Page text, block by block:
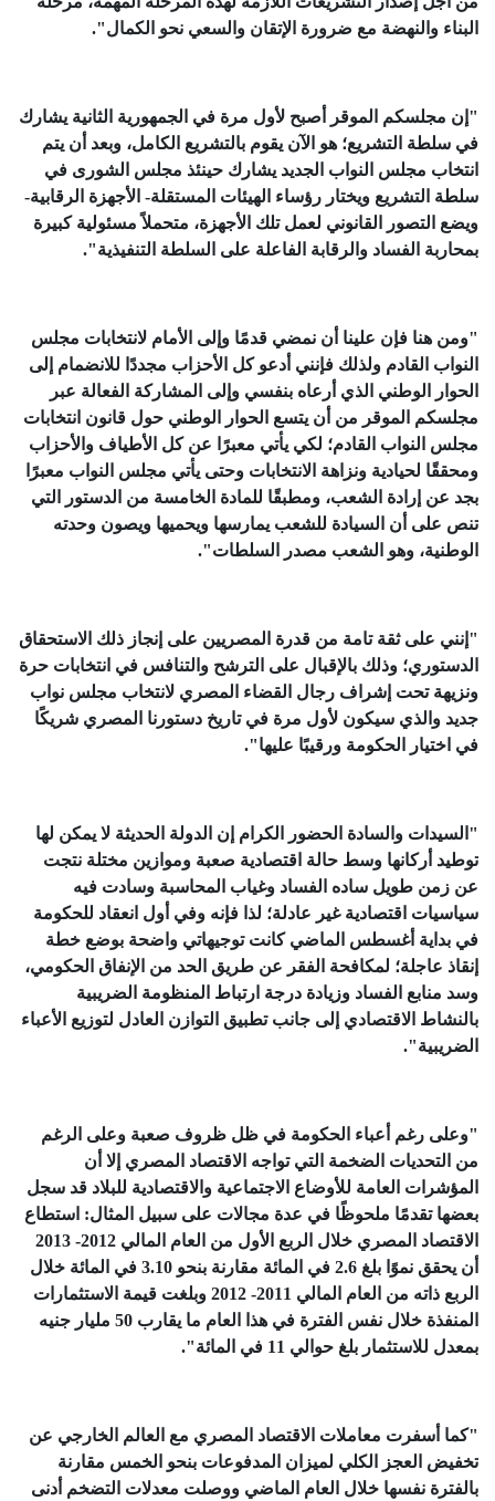
البناء والنهضة مع ضرورة الإتقان والسعي نحو الكمال".
"إن مجلسكم الموقر أصبح لأول مرة في الجمهورية الثانية يشارك
في سلطة التشريع؛ هو الآن يقوم بالتشريع الكامل، وبعد أن يتم
انتخاب مجلس النواب الجديد يشارك حينئذ مجلس الشورى في
سلطة التشريع ويختار رؤساء الهيئات المستقلة- الأجهزة الرقابية-
ويضع التصور القانوني لعمل تلك الأجهزة، متحملاً مسئولية كبيرة
بمحاربة الفساد والرقابة الفاعلة على السلطة التنفيذية".
"ومن هنا فإن علينا أن نمضي قدمًا وإلى الأمام لانتخابات مجلس
النواب القادم ولذلك فإنني أدعو كل الأحزاب مجددًا للانضمام إلى
الحوار الوطني الذي أرعاه بنفسي وإلى المشاركة الفعالة عبر
مجلسكم الموقر من أن يتسع الحوار الوطني حول قانون انتخابات
مجلس النواب القادم؛ لكي يأتي معبرًا عن كل الأطياف والأحزاب
ومحققًا لحيادية ونزاهة الانتخابات وحتى يأتي مجلس النواب معبرًا
بجد عن إرادة الشعب، ومطبقًا للمادة الخامسة من الدستور التي
تنص على أن السيادة للشعب يمارسها ويحميها ويصون وحدته
الوطنية، وهو الشعب مصدر السلطات".
"إنني على ثقة تامة من قدرة المصريين على إنجاز ذلك الاستحقاق
الدستوري؛ وذلك بالإقبال على الترشح والتنافس في انتخابات حرة
ونزيهة تحت إشراف رجال القضاء المصري لانتخاب مجلس نواب
جديد والذي سيكون لأول مرة في تاريخ دستورنا المصري شريكًا
في اختيار الحكومة ورقيبًا عليها".
"السيدات والسادة الحضور الكرام إن الدولة الحديثة لا يمكن لها
توطيد أركانها وسط حالة اقتصادية صعبة وموازين مختلة نتجت
عن زمن طويل ساده الفساد وغياب المحاسبة وسادت فيه
سياسيات اقتصادية غير عادلة؛ لذا فإنه وفي أول انعقاد للحكومة
في بداية أغسطس الماضي كانت توجيهاتي واضحة بوضع خطة
إنقاذ عاجلة؛ لمكافحة الفقر عن طريق الحد من الإنفاق الحكومي،
وسد منابع الفساد وزيادة درجة ارتباط المنظومة الضريبية
بالنشاط الاقتصادي إلى جانب تطبيق التوازن العادل لتوزيع الأعباء
الضريبية".
"وعلى رغم أعباء الحكومة في ظل ظروف صعبة وعلى الرغم
من التحديات الضخمة التي تواجه الاقتصاد المصري إلا أن
المؤشرات العامة للأوضاع الاجتماعية والاقتصادية للبلاد قد سجل
بعضها تقدمًا ملحوظًا في عدة مجالات على سبيل المثال: استطاع
الاقتصاد المصري خلال الربع الأول من العام المالي 2012- 2013
أن يحقق نموًا بلغ 2.6 في المائة مقارنة بنحو 3.10 في المائة خلال
الربع ذاته من العام المالي 2011- 2012 وبلغت قيمة الاستثمارات
المنفذة خلال نفس الفترة في هذا العام ما يقارب 50 مليار جنيه
بمعدل للاستثمار بلغ حوالي 11 في المائة".
"كما أسفرت معاملات الاقتصاد المصري مع العالم الخارجي عن
تخفيض العجز الكلي لميزان المدفوعات بنحو الخمس مقارنة
بالفترة نفسها خلال العام الماضي ووصلت معدلات التضخم أدنى